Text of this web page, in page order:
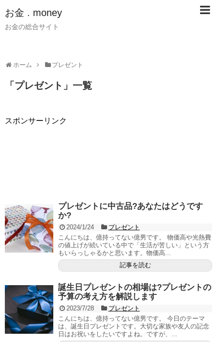
お金 . money
お金の総合サイト
ホーム プレゼント
「 プレゼント 」 一覧
スポンサーリンク
プレゼントに中古品?あなたはどうです
か?
2024/1/24
プレゼント
こんにちは、億持ってない億男です。 物価高や光熱費
の値上げが続いている中で「生活が苦しい」という方
もいらっしゃるかと思います。物価高...
記事を読む
誕生日プレゼントの相場は?プレゼントの
予算の考え方を解説します
2023/7/28
プレゼント
こんにちは、億持ってない億男です。 今日のテーマ
は、誕生日プレゼントです。大切な家族や友人の記念
日はお祝いをしたいですよね。ですが、...